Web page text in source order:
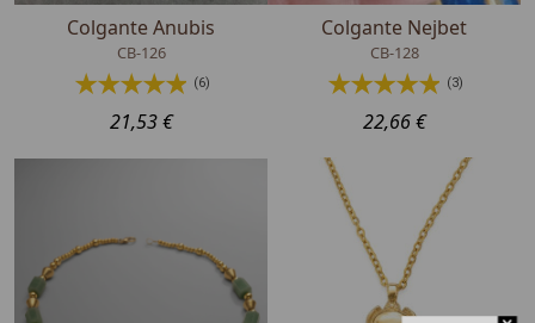
Colgante Anubis
CB-126
(6)
21,53 €
Colgante Nejbet
CB-128
(3)
22,66 €